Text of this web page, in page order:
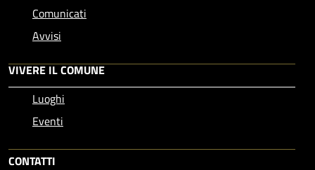
Comunicati
Avvisi
VIVERE IL COMUNE
Luoghi
Eventi
CONTATTI